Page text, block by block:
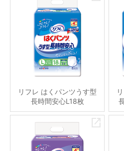
リフレ はくパンツうす型
長時間安心L18枚